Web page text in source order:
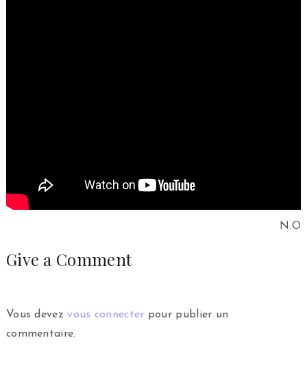
N.O
Give a Comment
Vous devezvous connecter pour publier un
commentaire.